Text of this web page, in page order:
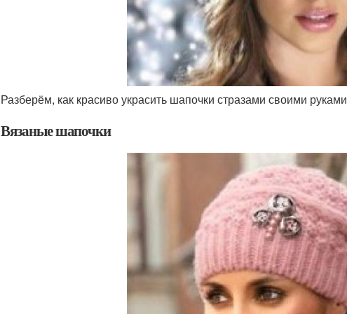
Разберём, как красиво украсить шапочки стразами своими
Вязаные шапочки